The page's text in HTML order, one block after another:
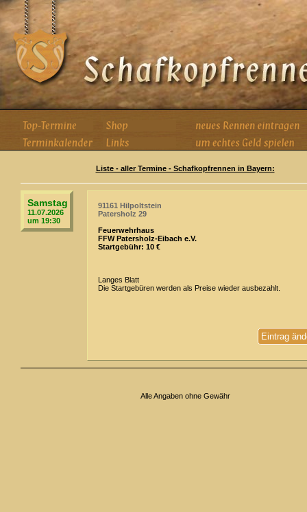
Liste - aller Termine - Schafkopfrennen in Bayern:
Samstag
11.07.2026
um 19:30
91161 Hilpoltstein
Patersholz 29
Feuerwehrhaus
FFW Patersholz-Eibach e.V.
Startgebühr: 10 €
Langes Blatt
Die Startgebüren werden als Preise wieder ausbezahlt.
Eintrag
Alle Angaben ohne Gewähr